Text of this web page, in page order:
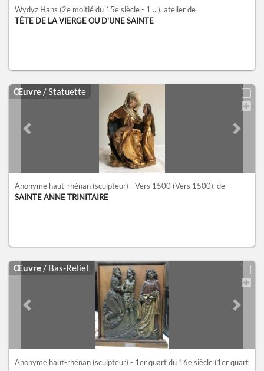
Wydyz Hans (2e moitié du 15e siècle - 1 ...), atelier de
TÊTE DE LA VIERGE OU D'UNE SAINTE
Œuvre / Statuette
Previous slide Next
Anonyme haut-rhénan (sculpteur) - Vers 1500 (Vers 1500), de
SAINTE ANNE TRINITAIRE
Œuvre / Bas-Relief
Previous slide Next
Anonyme haut-rhénan (sculpteur) - 1er quart du 16e siècle (1er quart